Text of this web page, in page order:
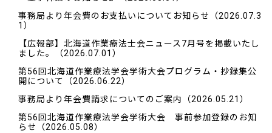
事務局より年会費のお支払いについてお知らせ
（2026.07.3
1）
【広報部】北海道作業療法士会ニュース7月号を掲載いたし
ました。
（2026.07.01）
第56回北海道作業療法学会学術大会プログラム・抄録集公
開について
（2026.06.22）
事務局より年会費請求についてのご案内
（2026.05.21）
第56回北海道作業療法学会学術大会 事前参加登録のお知
らせ
（2026.05.08）